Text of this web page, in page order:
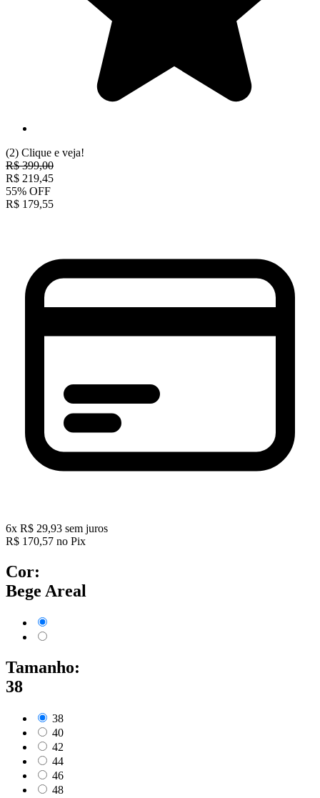
(2) Clique e veja!
R$399,00
R$ 219,45
55% OFF
R$ 179,55
6x R$ 29,93 sem juros
R$ 170,57 no Pix
Cor:
Bege Areal
Tamanho:
38
38
40
42
44
46
48